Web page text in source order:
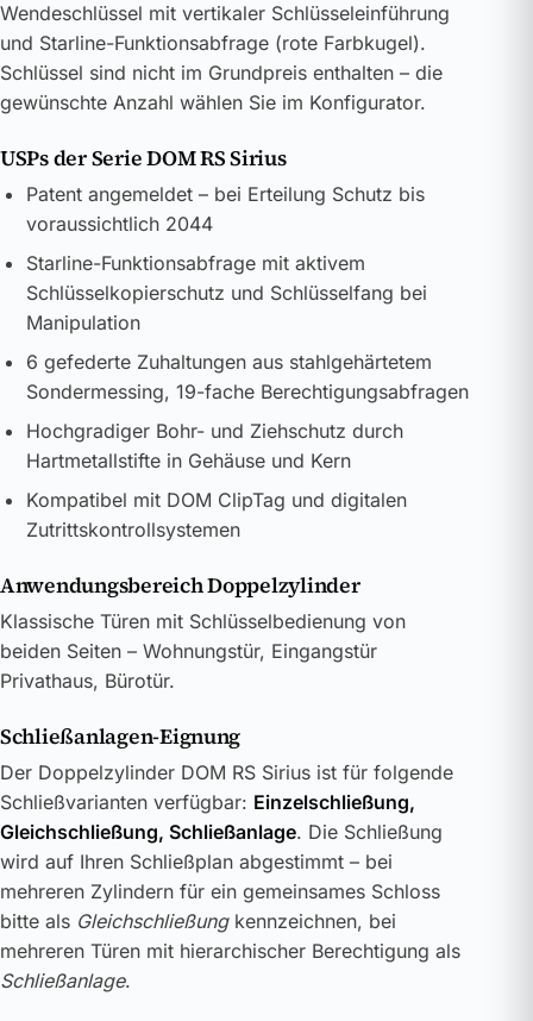
Wendeschlüssel mit vertikaler Schlüsseleinführung
und Starline-Funktionsabfrage (rote Farbkugel).
Schlüssel sind nicht im Grundpreis enthalten – die
gewünschte Anzahl wählen Sie im Konfigurator.
USPs der Serie DOM RS Sirius
Patent angemeldet – bei Erteilung Schutz bis
voraussichtlich 2044
Starline-Funktionsabfrage mit aktivem
Schlüsselkopierschutz und Schlüsselfang bei
Manipulation
6 gefederte Zuhaltungen aus stahlgehärtetem
Sondermessing, 19-fache Berechtigungsabfragen
Hochgradiger Bohr- und Ziehschutz durch
Hartmetallstifte in Gehäuse und Kern
Kompatibel mit DOM ClipTag und digitalen
Zutrittskontrollsystemen
Anwendungsbereich Doppelzylinder
Klassische Türen mit Schlüsselbedienung von
beiden Seiten – Wohnungstür, Eingangstür
Privathaus, Bürotür.
Schließanlagen-Eignung
Der Doppelzylinder DOM RS Sirius ist für folgende
Schließvarianten verfügbar: Einzelschließung,
Gleichschließung, Schließanlage. Die Schließung
wird auf Ihren Schließplan abgestimmt – bei
mehreren Zylindern für ein gemeinsames Schloss
bitte als Gleichschließungkennzeichnen, bei
mehreren Türen mit hierarchischer Berechtigung als
Schließanlage.